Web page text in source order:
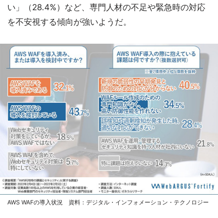
い」（28.4%）など、専門人材の不足や緊急時の対応
を不安視する傾向が強いようだ。
AWS WAFの導入状況 資料：デジタル・インフォメーション・テクノロジー